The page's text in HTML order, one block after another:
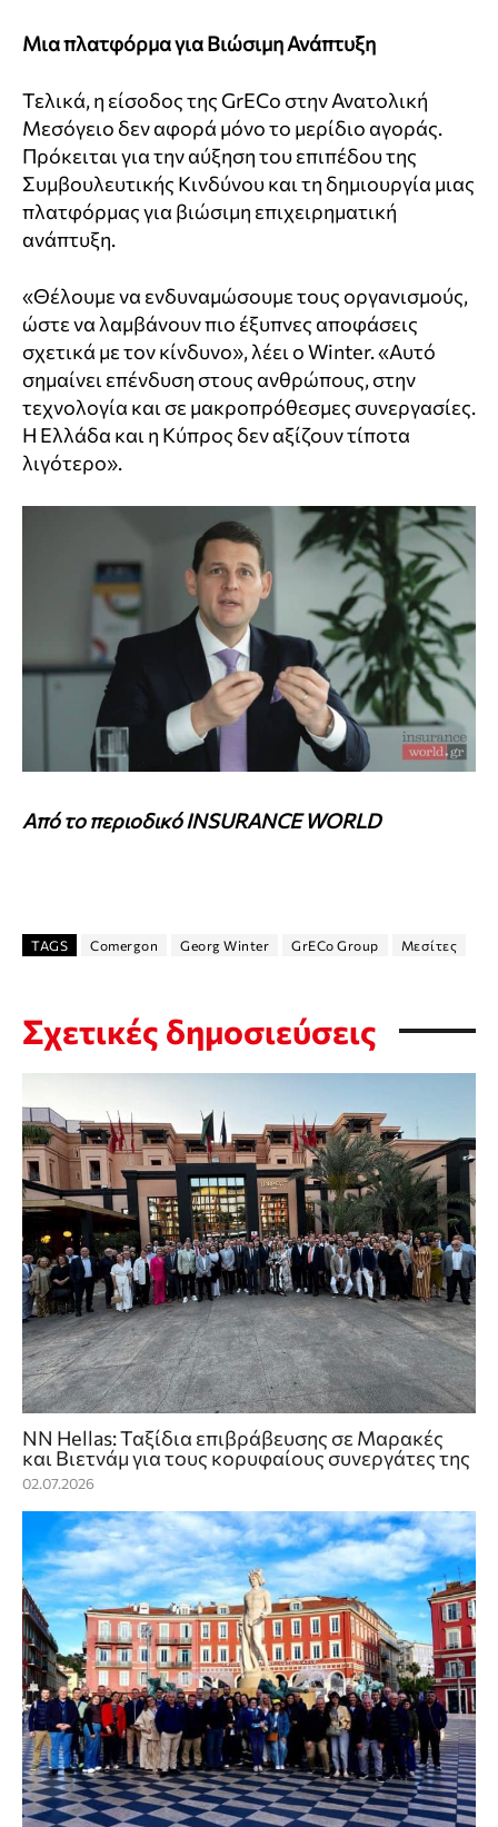
Μια πλατφόρμα για Βιώσιμη Ανάπτυξη
Τελικά, η είσοδος της GrECo στην Ανατολική
Μεσόγειο δεν αφορά μόνο το μερίδιο αγοράς.
Πρόκειται για την αύξηση του επιπέδου της
Συμβουλευτικής Κινδύνου και τη δημιουργία μιας
πλατφόρμας για βιώσιμη επιχειρηματική
ανάπτυξη.
«Θέλουμε να ενδυναμώσουμε τους οργανισμούς,
ώστε να λαμβάνουν πιο έξυπνες αποφάσεις
σχετικά με τον κίνδυνο», λέει ο Winter. «Αυτό
σημαίνει επένδυση στους ανθρώπους, στην
τεχνολογία και σε μακροπρόθεσμες συνεργασίες.
Η Ελλάδα και η Κύπρος δεν αξίζουν τίποτα
λιγότερο».
Aπό το περιοδικό INSURANCE WORLD
TAGS Comergon Georg Winter GrECo Group Μεσίτες
Σχετικές δημοσιεύσεις
NN Hellas: Ταξίδια επιβράβευσης σε Μαρακές
και Βιετνάμ για τους κορυφαίους συνεργάτες της
02.07.2026